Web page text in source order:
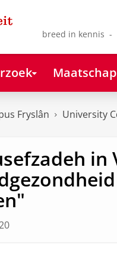
breed in kennis -
Fryslân University
in